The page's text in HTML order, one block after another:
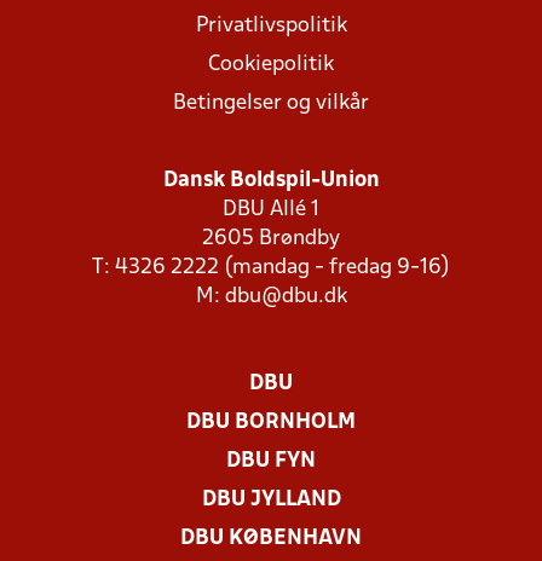
Privatlivspolitik
Cookiepolitik
Betingelser og vilkår
Dansk Boldspil-Union
DBU Allé 1
2605 Brøndby
T: 4326 2222 (mandag - fredag 9-16)
M: dbu@dbu.dk
DBU
DBU BORNHOLM
DBU FYN
DBU JYLLAND
DBU KØBENHAVN